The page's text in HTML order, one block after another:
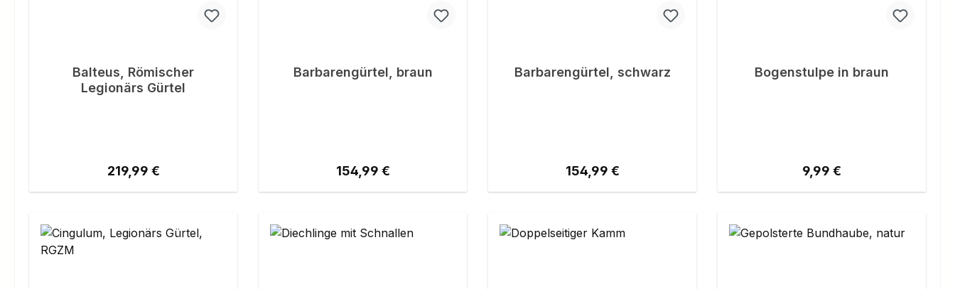
Balteus, Römischer
Legionärs Gürtel
Regulärer Preis:
219,99 €
Barbarengürtel, braun
Regulärer Preis:
154,99 €
Barbarengürtel, schwarz
Regulärer Preis:
154,99 €
Bogenstulpe in braun
Regulärer Preis:
9,99 €